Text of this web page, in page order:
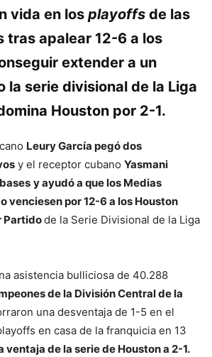
vida en los playoffs de las
tras apalear 12-6 a los
extender a un
serie divisional de la Liga
Houston por 2-1.
Leury García pegó dos
y el receptor cubano Yasmani
y ayudó a que los Medias
venciesen por 12-6 a los Houston
Partidode la Serie Divisional de la Liga
asistencia bulliciosa de 40.288
de la División Central de la
una desventaja de 1-5 en el
en casa de la franquicia en 13
ventaja de la serie de Houston a 2-1.